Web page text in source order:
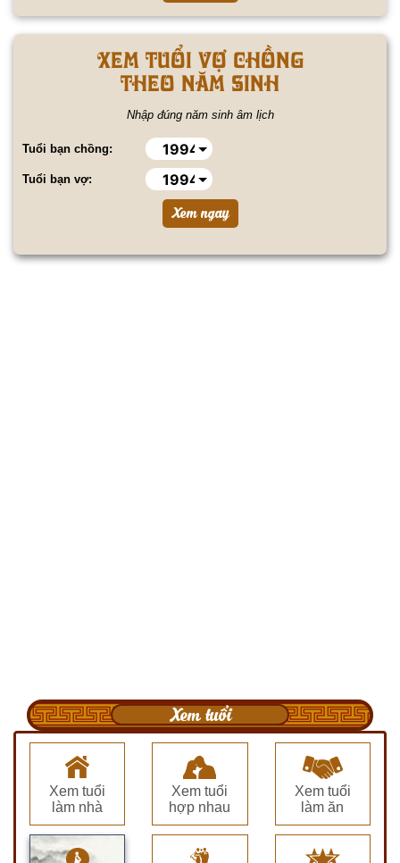
Xem tuổi vợ chồng
theo năm sinh
Nhập đúng năm sinh âm lịch
Tuổi bạn chồng:
Tuổi bạn vợ:
Xem tuổi
Xem tuổi
làm nhà
Xem tuổi
hợp nhau
Xem tuổi
làm ăn